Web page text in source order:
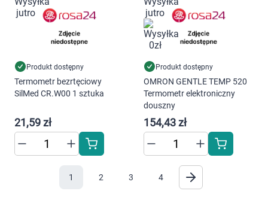
Produkt dostępny
Termometr bezrtęciowy
SilMed CR.W00 1 sztuka
21,59 zł
Produkt dostępny
OMRON GENTLE TEMP 520
Termometr elektroniczny
douszny
154,43 zł
1 2 3 4